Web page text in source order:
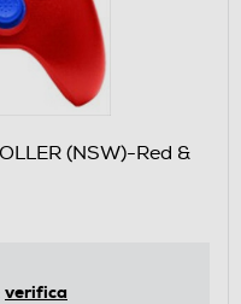
(NSW)-Red &
verifica